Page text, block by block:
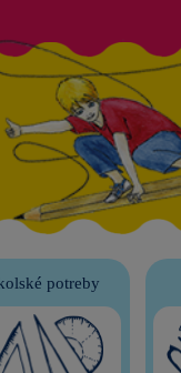
potreby